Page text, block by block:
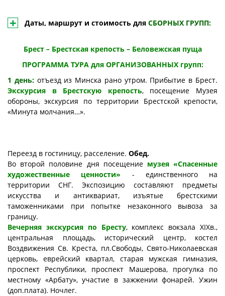
Даты, маршрут и стоимость для СБОРНЫХ ГРУПП:
Брест – Брестская крепость – Беловежская пуща
ПРОГРАММА ТУРА для ОРГАНИЗОВАННЫХ групп:
1 день: отъезд из Минска рано утром. Прибытие в Брест.
Экскурсия в Брестскую крепость, посещение Музея
обороны, экскурсия по территории Брестской крепости,
«Минута молчания…».
Переезд в гостиницу, расселение. Обед.
Во второй половине дня посещениемузея «Спасенные
художественные ценности» - единственного на
территории СНГ. Экспозицию составляют предметы
искусства и антиквариат, изъятые брестскими
таможенниками при попытке незаконного вывоза за
границу.
Вечерняя экскурсия по Бресту, комплекс вокзала XIXв.,
центральная площадь, исторический центр, костел
Воздвижения Св. Креста, пл.Свободы, Свято-Николаевская
церковь, еврейский квартал, старая мужская гимназия,
проспект Республики, проспект Машерова, прогулка по
местному «Арбату», участие в зажжении фонарей. Ужин
(доп.плата). Ночлег.